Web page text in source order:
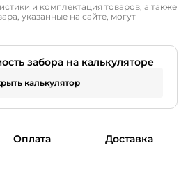
и комплектация товаров, а также
указанные на сайте, могут
забора на калькуляторе
калькулятор
Оплата Доставка